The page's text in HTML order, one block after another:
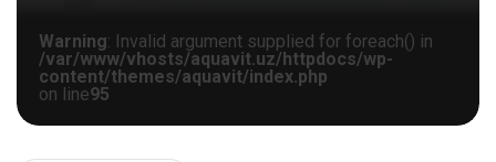
Warning: Invalid argument supplied for foreach() in
/var/www/vhosts/aquavit.uz/httpdocs/wp-
content/themes/aquavit/index.php
on line95